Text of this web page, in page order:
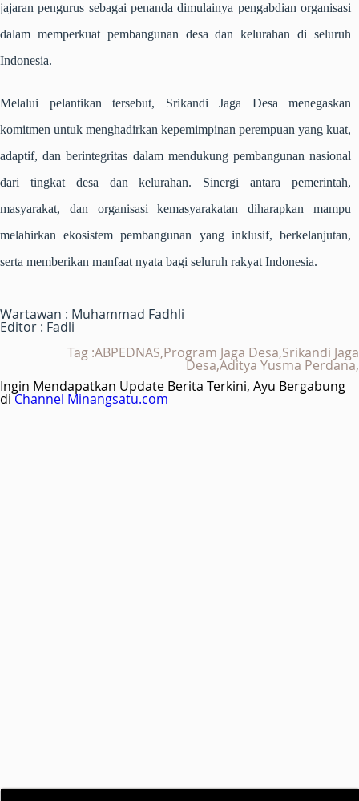
jajaran pengurus sebagai penanda dimulainya pengabdian organisasi
dalam memperkuat pembangunan desa dan kelurahan di seluruh
Indonesia.
Melalui pelantikan tersebut, Srikandi Jaga Desa menegaskan
komitmen untuk menghadirkan kepemimpinan perempuan yang kuat,
adaptif, dan berintegritas dalam mendukung pembangunan nasional
dari tingkat desa dan kelurahan. Sinergi antara pemerintah,
masyarakat, dan organisasi kemasyarakatan diharapkan mampu
melahirkan ekosistem pembangunan yang inklusif, berkelanjutan,
serta memberikan manfaat nyata bagi seluruh rakyat Indonesia.
Wartawan : Muhammad Fadhli
Editor : Fadli
Tag :ABPEDNAS,Program Jaga Desa,Srikandi Jaga
Desa,Aditya Yusma Perdana,
Ingin Mendapatkan Update Berita Terkini, Ayu Bergabung
diChannel Minangsatu.com